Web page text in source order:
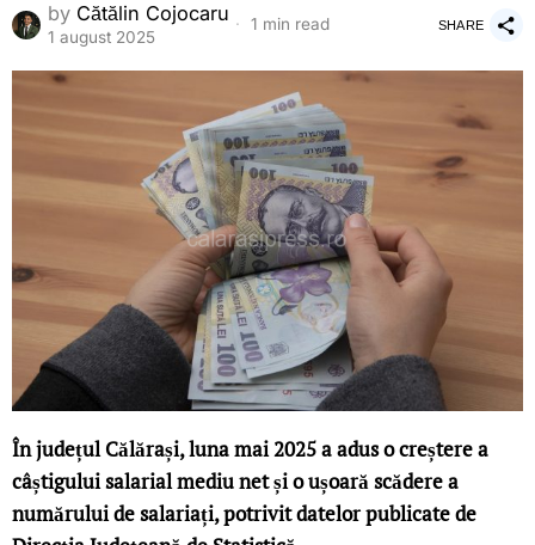
by Cătălin Cojocaru
1 august 2025
1 min read SHARE
În județul Călărași, luna mai 2025 a adus o creștere a
câștigului salarial mediu net și o ușoară scădere a
numărului de salariați, potrivit datelor publicate de